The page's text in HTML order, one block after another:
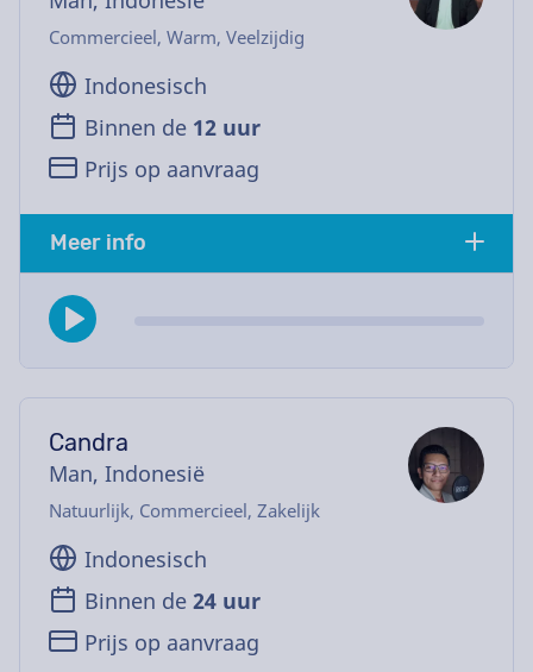
Commercieel, Warm, Veelzijdig
Indonesisch
Binnen de 12 uur
Prijs op aanvraag
Meer info
Candra
Man, Indonesië
Natuurlijk, Commercieel, Zakelijk
Indonesisch
Binnen de 24 uur
Prijs op aanvraag